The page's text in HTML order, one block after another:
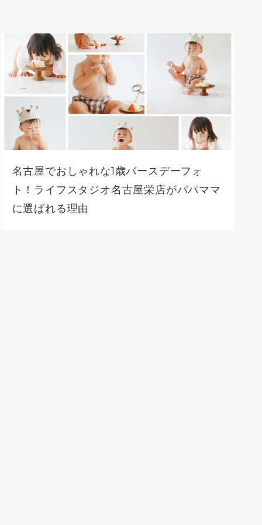
名古屋でおしゃれな1歳バースデーフォ
ト！ライフスタジオ名古屋栄店がパパママ
に選ばれる理由